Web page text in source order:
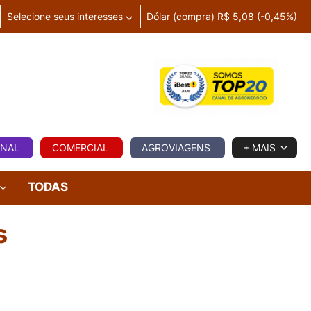
Selecione seus interesses Dólar (compra) R$ 5,08 (-0,45%)
COMERCIAL AGROVIAGENS + MAIS
TODAS